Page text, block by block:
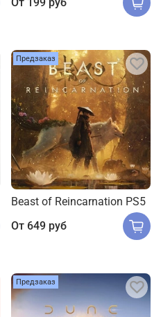
От 199 руб
Предзаказ
Beast of Reincarnation PS5
От 649 руб
Предзаказ